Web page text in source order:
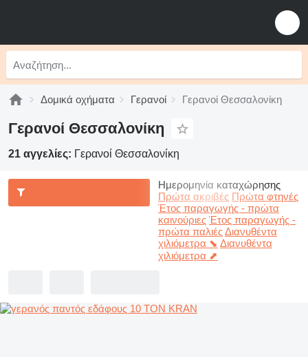
Δομικά οχήματα Γερανοί Γερανοί Θεσσαλονίκη
Γερανοί Θεσσαλονίκη
21 αγγελίες: Γερανοί Θεσσαλονίκη
Ημερομηνία καταχώρησης
Πρώτα ακριβές Πρώτα φτηνές
Έτος παραγωγής - πρώτα
καινούριες Έτος παραγωγής -
πρώτα παλιέςΔιανυθέντα
χιλιόμετρα ⬊ Διανυθέντα
χιλιόμετρα ⬈